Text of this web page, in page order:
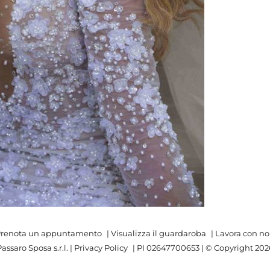
un appuntamento | Visualizza il guardaroba | Lavora con
Sposa s.r.l. | Privacy Policy | PI 02647700653 | © Copyright